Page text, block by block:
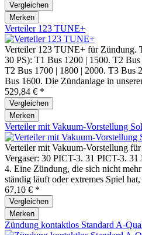
Vergleichen
Merken
Verteiler 123 TUNE+
Verteiler 123 TUNE+ für Zündung.
30 PS): T1 Bus 1200 | 1500. T2
T2 Bus 1700 | 1800 | 2000. T3 Bus
Bus 1600. Die Zündanlage in
529,84 € *
Vergleichen
Merken
Verteiler mit Vakuum-Vorstellung
Verteiler mit Vakuum-Vorstellung
Vergaser: 30 PICT-3. 31 PICT-3.
4. Eine Zündung, die sich nicht
ständig läuft oder extremes Spiel hat,
67,10 € *
Vergleichen
Merken
Zündung kontaktlos Standard A-